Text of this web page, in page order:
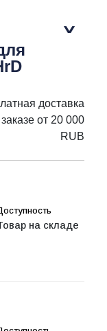
доставка
от 20 000
RUB
на складе